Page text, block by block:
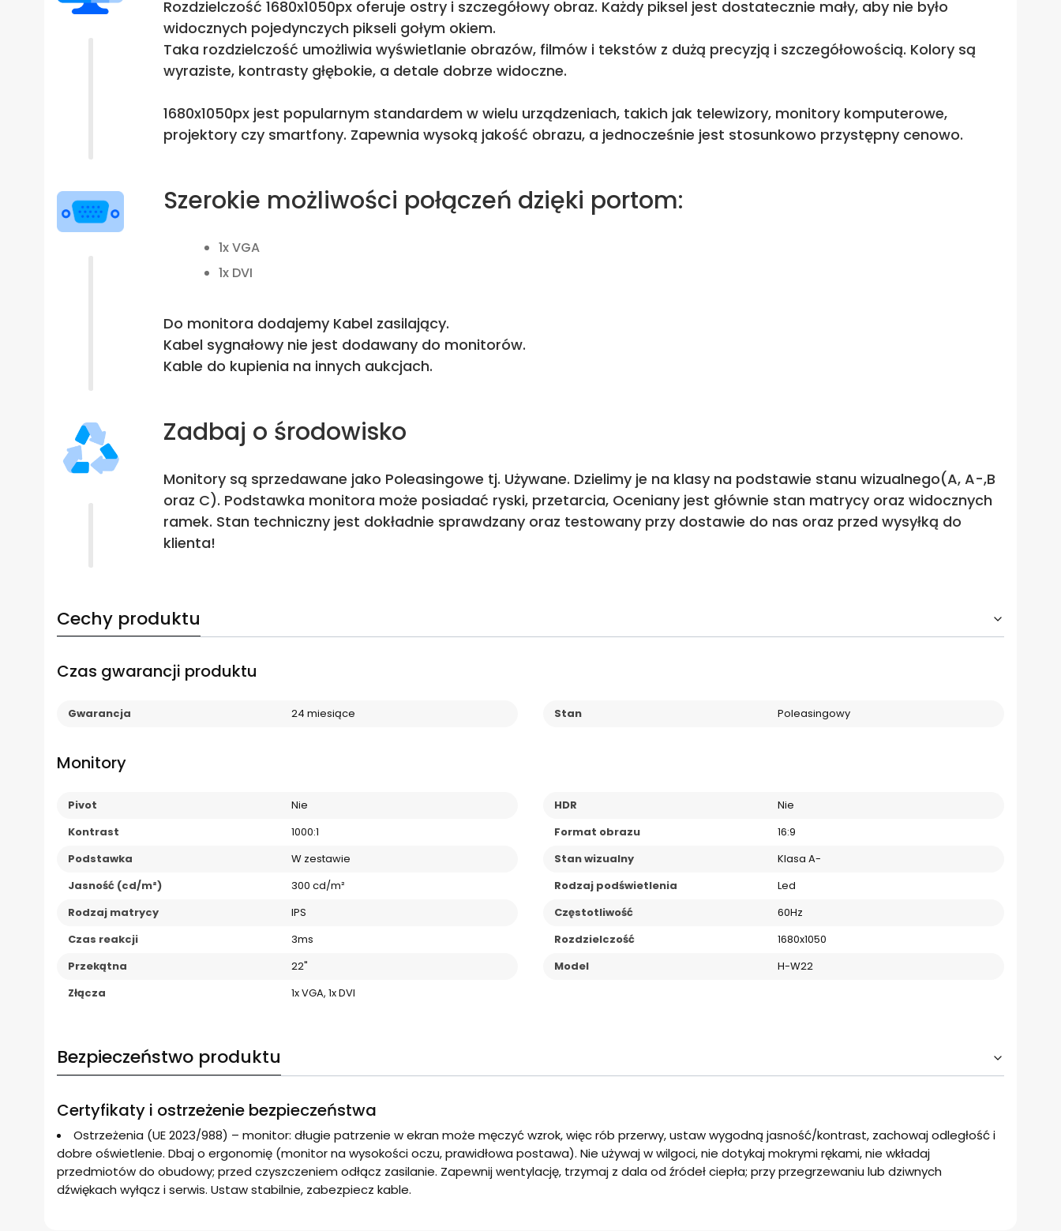
Rozdzielczość 1680x1050px oferuje ostry i szczegółowy obraz. Każdy piksel jest dostatecznie mały, aby nie było
widocznych pojedynczych pikseli gołym okiem.
Taka rozdzielczość umożliwia wyświetlanie obrazów, filmów i tekstów z dużą precyzją i szczegółowością. Kolory są
wyraziste, kontrasty głębokie, a detale dobrze widoczne.
1680x1050px jest popularnym standardem w wielu urządzeniach, takich jak telewizory, monitory komputerowe,
projektory czy smartfony. Zapewnia wysoką jakość obrazu, a jednocześnie jest stosunkowo przystępny cenowo.
Szerokie możliwości połączeń dzięki portom:
1x VGA
1x DVI
Do monitora dodajemy Kabel zasilający.
Kabel sygnałowy nie jest dodawany do monitorów.
Kable do kupienia na innych aukcjach.
Zadbaj o środowisko
Monitory są sprzedawane jako Poleasingowe tj. Używane. Dzielimy je na klasy na podstawie stanu wizualnego(A, A-,B
oraz C). Podstawka monitora może posiadać ryski, przetarcia, Oceniany jest głównie stan matrycy oraz widocznych
ramek. Stan techniczny jest dokładnie sprawdzany oraz testowany przy dostawie do nas oraz przed wysyłką do
klienta!
Cechy produktu
Czas gwarancji produktu
Gwarancja 24 miesiące Stan Poleasingowy
Monitory
Pivot Nie HDR
Nie
Kontrast
1000:1 Format obrazu
16:9
Podstawka
W zestawie Stan wizualny
Klasa A-
Jasność (cd/m²)
300 cd/m² Rodzaj podświetlenia
Led
Rodzaj matrycy
IPS Częstotliwość
60Hz
Czas reakcji
3ms Rozdzielczość
1680x1050
Przekątna
22" Model
H-W22
Złącza
1x VGA, 1x DVI
Bezpieczeństwo produktu
Certyfikaty i ostrzeżenie bezpieczeństwa
Ostrzeżenia (UE 2023/988) – monitor: długie patrzenie w ekran może męczyć wzrok, więc rób przerwy, ustaw wygodną jasność/kontrast, zachowaj odległość i
dobre oświetlenie. Dbaj o ergonomię (monitor na wysokości oczu, prawidłowa postawa). Nie używaj w wilgoci, nie dotykaj mokrymi rękami, nie wkładaj
przedmiotów do obudowy; przed czyszczeniem odłącz zasilanie. Zapewnij wentylację, trzymaj z dala od źródeł ciepła; przy przegrzewaniu lub dziwnych
dźwiękach wyłącz i serwis. Ustaw stabilnie, zabezpiecz kable.